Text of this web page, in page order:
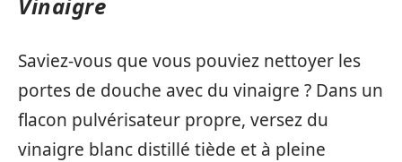
Saviez-vous que vous pouviez nettoyer les
portes de douche avec du vinaigre ? Dans un
flacon pulvérisateur propre, versez du
vinaigre blanc distillé tiède et à pleine